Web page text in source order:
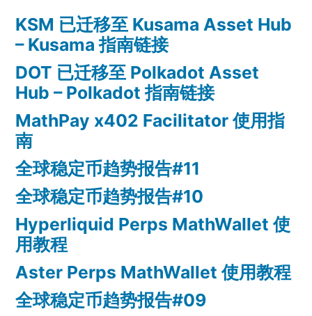
KSM 已迁移至 Kusama Asset Hub
– Kusama 指南链接
DOT 已迁移至 Polkadot Asset
Hub – Polkadot 指南链接
MathPay x402 Facilitator 使用指
南
全球稳定币趋势报告#11
全球稳定币趋势报告#10
Hyperliquid Perps MathWallet 使
用教程
Aster Perps MathWallet 使用教程
全球稳定币趋势报告#09